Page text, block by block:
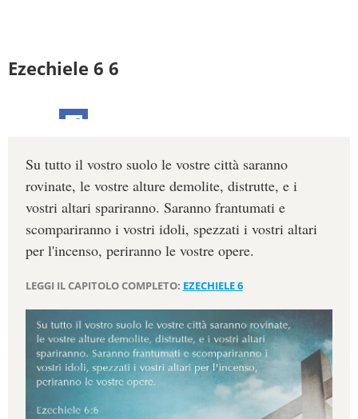
Ezechiele 6 6
Su tutto il vostro suolo le vostre città saranno
rovinate, le vostre alture demolite, distrutte, e i
vostri altari spariranno. Saranno frantumati e
scompariranno i vostri idoli, spezzati i vostri altari
per l'incenso, periranno le vostre opere.
LEGGI IL CAPITOLO COMPLETO: EZECHIELE 6